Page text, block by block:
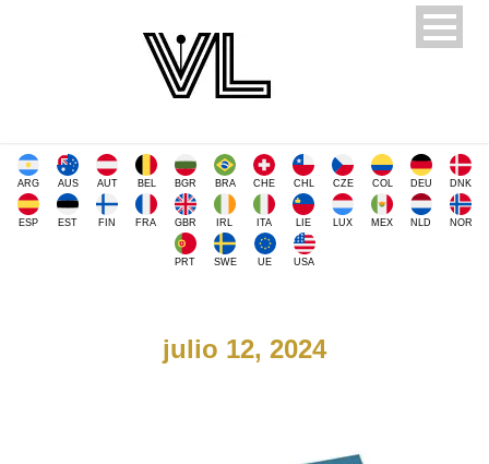
ARG AUS AUT BEL BGR BRA CHE CHL CZE COL DEU DNK
ESP EST FIN FRA GBR IRL ITA LIE LUX MEX NLD NOR
PRT SWE UE USA
julio 12, 2024